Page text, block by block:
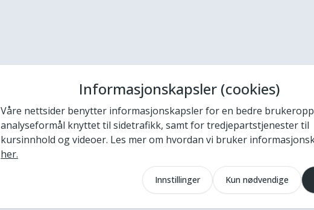
Informasjonskapsler (cookies)
Våre nettsider benytter informasjonskapsler for en bedre
analyseformål knyttet til sidetrafikk, samt for tredjepartstjenester til
kursinnhold og videoer. Les mer om hvordan vi bruker
her.
Innstillinger Kun nødvendige